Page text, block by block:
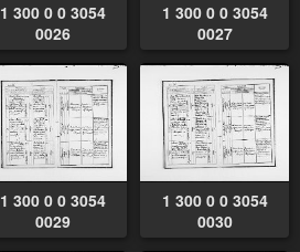
1 300 0 0 3054
0026
1 300 0 0 3054
0027
1 300 0 0 3054
0029
1 300 0 0 3054
0030